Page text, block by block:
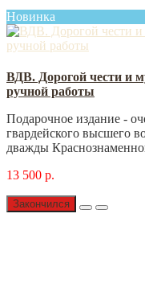
Новинка
ВДВ. Дорогой чести и
ручной работы
Подарочное издание -
гвардейского высшего
дважды
13 500 р.
Закончился